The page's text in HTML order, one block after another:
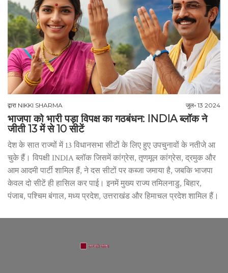
द्वारा NIKKI SHARMA जुल॰ 13 2024
भाजपा को भारी पड़ा विपक्ष का गठबंधन: INDIA ब्लॉक ने
जीती 13 में से 10 सीटें
देश के सात राज्यों में 13 विधानसभा सीटों के लिए हुए उपचुनावों के नतीजे आ
चुके हैं। विपक्षी INDIA ब्लॉक जिसमें कांग्रेस, तृणमूल कांग्रेस, द्रमुक और
आम आदमी पार्टी शामिल हैं, ने दस सीटों पर कब्जा जमाया है, जबकि भाजपा
केवल दो सीटें ही हासिल कर पाई। इनमें मुख्य राज्य तमिलनाडु, बिहार,
पंजाब, पश्चिम बंगाल, मध्य प्रदेश, उत्तराखंड और हिमाचल प्रदेश शामिल हैं।